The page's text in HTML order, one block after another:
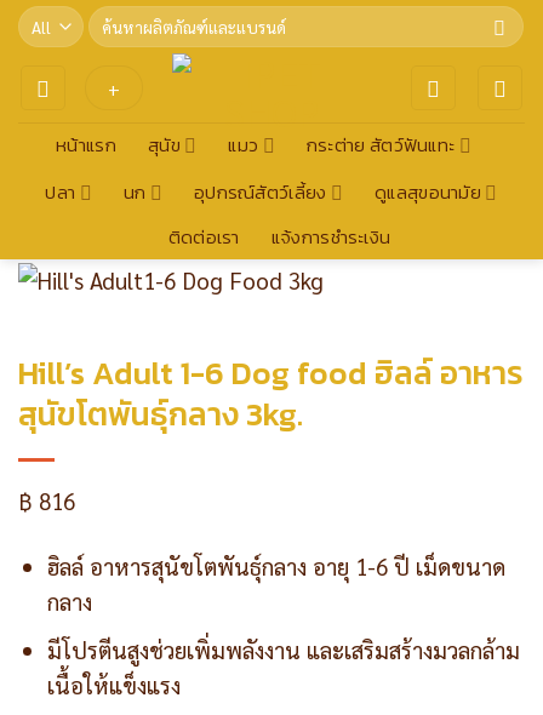
Skip
content
Search
for:
+
หน้าแรก สุนัข แมว
กระต่าย สัตว์ฟันแทะ
ปลา
นก อุปกรณ์สัตว์เลี้ยง
ดูแลสุขอนามัย
ติดต่อเรา
แจ้งการชำระเงิน
Hill’s Adult 1-6 Dog food ฮิลล์ อาหาร
สุนัขโตพันธุ์กลาง 3kg.
฿ 816
ฮิลล์ อาหารสุนัขโตพันธุ์กลาง อายุ 1-6 ปี เม็ดขนาด
กลาง
มีโปรตีนสูงช่วยเพิ่มพลังงาน และเสริมสร้างมวลกล้าม
เนื้อให้แข็งแรง